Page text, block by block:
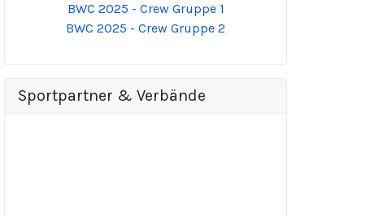
BWC 2025 - Crew Gruppe 1
BWC 2025 - Crew Gruppe 2
Sportpartner & Verbände